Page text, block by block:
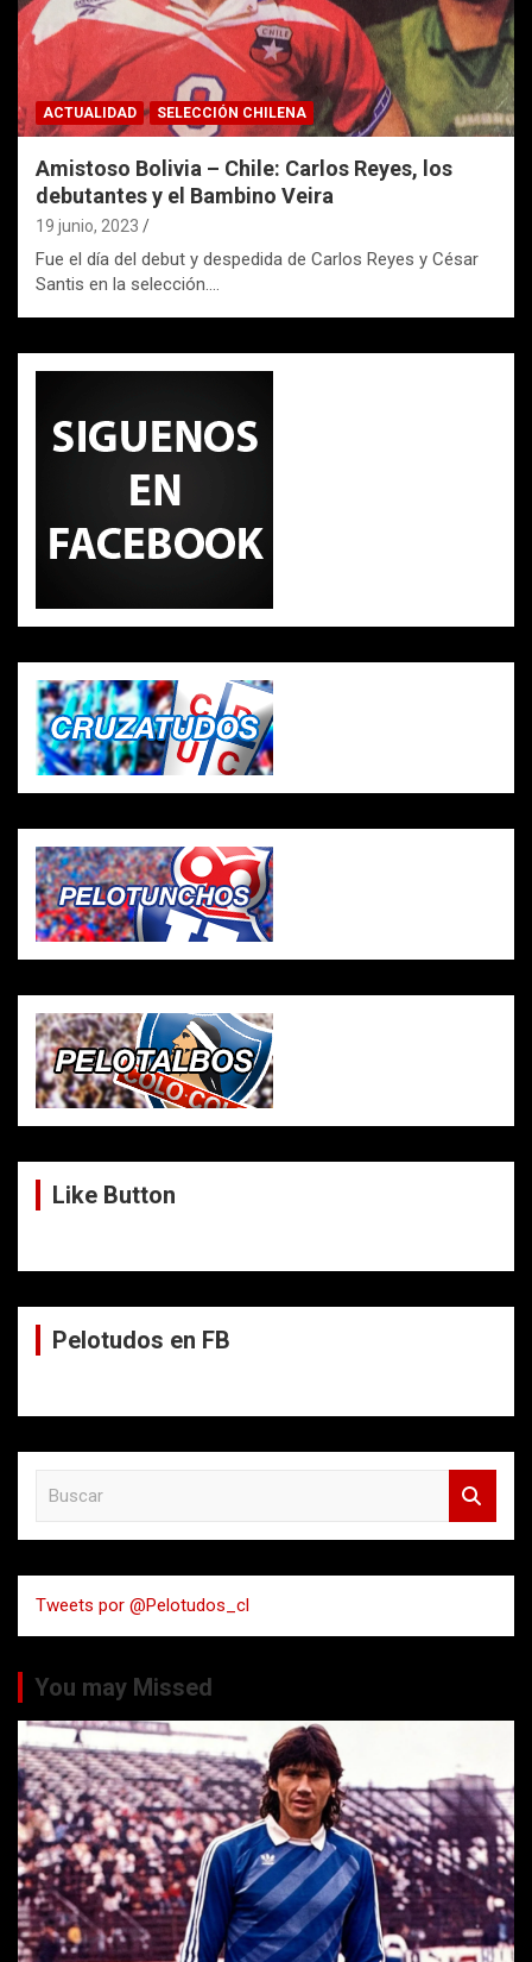
ACTUALIDAD SELECCIÓN CHILENA
Amistoso Bolivia – Chile: Carlos Reyes, los
debutantes y el Bambino Veira
19 junio, 2023
Fue el día del debut y despedida de Carlos Reyes y César
Santis en la selección.…
Like Button
Pelotudos en FB
a
r
Tweets por @Pelotudos_cl
You may Missed